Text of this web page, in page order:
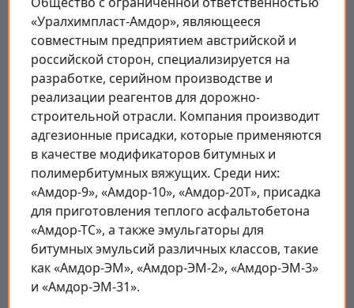
«Уралхимпласт-Амдор», являющееся
совместным предприятием австрийской и
российской сторон, специализируется на
разработке, серийном производстве и
реализации реагентов для дорожно-
строительной отрасли. Компания производит
адгезионные присадки, которые применяются
в качестве модификаторов битумных и
полимербитумных вяжущих. Среди них:
«Амдор-9», «Амдор-10», «Амдор-20Т», присадка
для приготовления теплого асфальтобетона
«Амдор-ТС», а также эмульгаторы для
битумных эмульсий различных классов, такие
как «Амдор-ЭМ», «Амдор-ЭМ-2», «Амдор-ЭМ-3»
и «Амдор-ЭМ-31».